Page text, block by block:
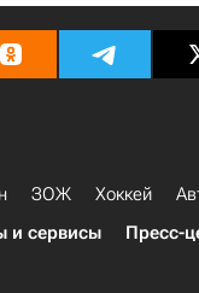
ЗОЖ Хоккей
и сервисы Пресс-